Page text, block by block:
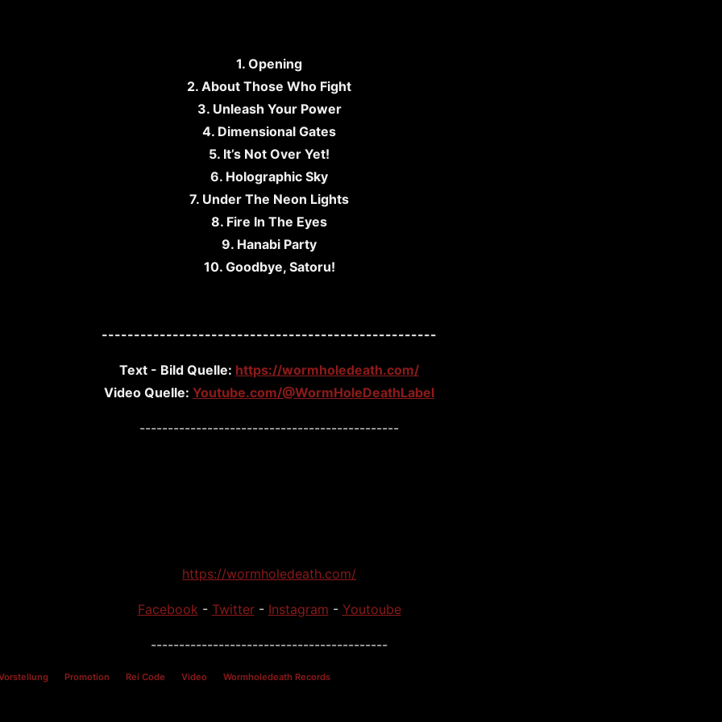
1. Opening
2. About Those Who Fight
3. Unleash Your Power
4. Dimensional Gates
5. It’s Not Over Yet!
6. Holographic Sky
7. Under The Neon Lights
8. Fire In The Eyes
9. Hanabi Party
10. Goodbye, Satoru!
----------------------------------------------------
Text - Bild Quelle: https://wormholedeath.com/
Video Quelle: Youtube.com/@WormHoleDeathLabel
----------------------------------------------
https://wormholedeath.com/
Facebook - Twitter - Instagram - Youtoube
------------------------------------------
Promotion Rei Code Video Wormholedeath Records